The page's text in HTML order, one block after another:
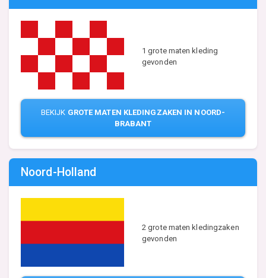
1 grote maten kleding
gevonden
BEKIJK GROTE MATEN KLEDINGZAKEN IN NOORD-
BRABANT
Noord-Holland
2 grote maten kledingzaken
gevonden